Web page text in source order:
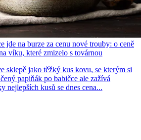
jde na burze za cenu nové trouby: o ceně
víku, které zmizelo s továrnou
sklepě jako těžký kus kovu, se kterým si
papiňák po babičce ale zažívá
nejlepších kusů se dnes cena...